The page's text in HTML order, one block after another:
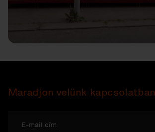
Maradjon velünk kapcsolatban